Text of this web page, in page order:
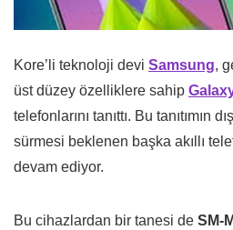
Kore’li teknoloji devi Samsung,
üst düzey özelliklere sahip
telefonlarını tanıttı. Bu tanıtımın
sürmesi beklenen başka akıllı
devam ediyor.
Bu cihazlardan bir tanesi de SM-